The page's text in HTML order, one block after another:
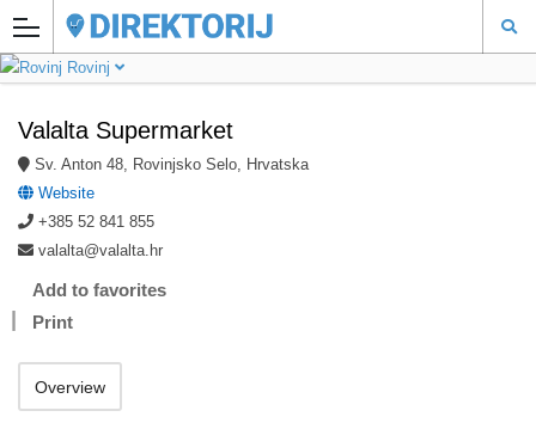
Rovinj
Valalta Supermarket
Sv. Anton 48, Rovinjsko Selo, Hrvatska
Website
+385 52 841 855
valalta@valalta.hr
Add to favorites
Print
Overview